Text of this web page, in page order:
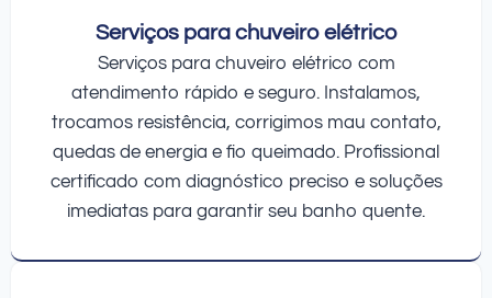
Serviços para chuveiro elétrico
Serviços para chuveiro elétrico com
atendimento rápido e seguro. Instalamos,
trocamos resistência, corrigimos mau contato,
quedas de energia e fio queimado. Profissional
certificado com diagnóstico preciso e soluções
imediatas para garantir seu banho quente.